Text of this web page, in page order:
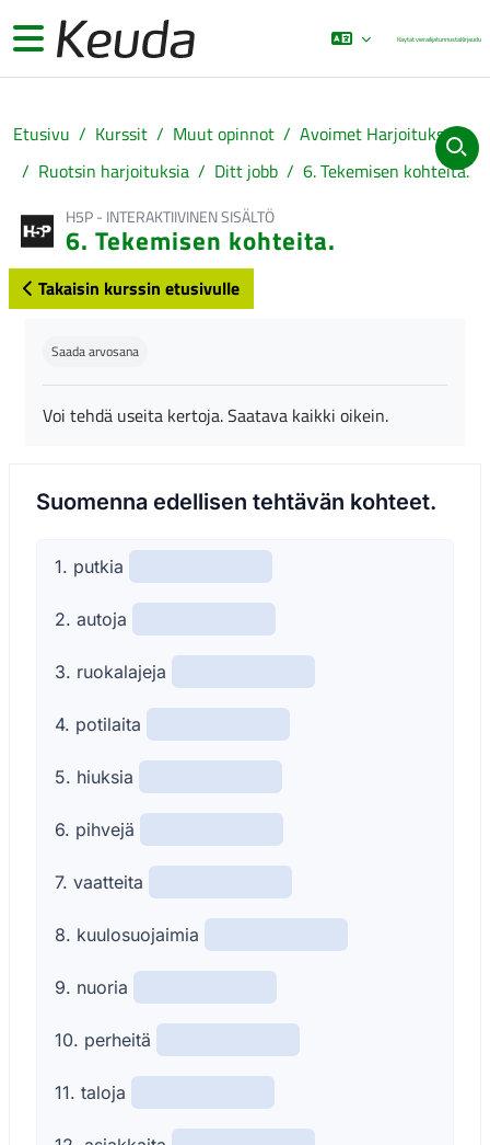
Sivupaneeli Käytät vierailijatunnustaKirjaudu
Etusivu Kurssit Muut opinnot
Avoimet Harjoitukset
Ruotsin harjoituksia
Ditt jobb 6. Tekemisen kohteita.
H5P - INTERAKTIIVINEN SISÄLTÖ
6. Tekemisen kohteita.
Takaisin kurssin etusivulle
Saada arvosana
Voi tehdä useita kertoja. Saatava kaikki oikein.